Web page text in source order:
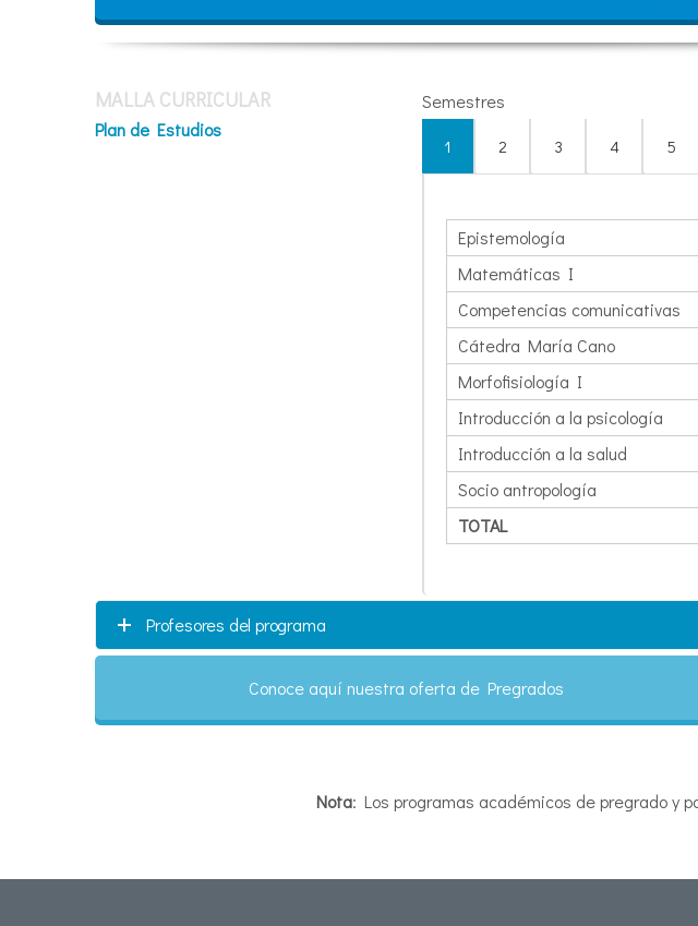
MALLA CURRICULAR
Plan de Estudios
Semestres
1 2 3 4 5
Epistemología
Matemáticas I
Competencias comunicativas
Cátedra María Cano
Morfofisiología I
Introducción a la psicología
Introducción a la salud
Socio antropología
TOTAL
Profesores del programa
Conoce aquí nuestra oferta de Pregrados
Nota: Los programas académicos de pregrado y